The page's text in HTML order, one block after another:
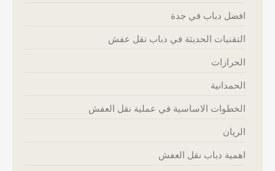
افضل دباب في جدة
التقنيات الحديثة في دباب نقل عفش
الحرازات
الحمدانية
الخطوات الاساسية في عملية نقل العفش
الريان
اهمية دباب نقل العفش